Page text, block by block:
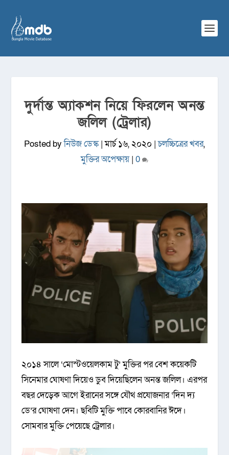
দুর্দান্ত অ্যাকশন নিয়ে ফিরলেন অনন্ত
জলিল (ট্রেলার)
Posted byনিউজ ডেস্ক|মার্চ ১৬, ২০২০ |চলচ্চিত্রের খবর,
মুক্তির অপেক্ষায়| 0
২০১৪ সালে ‘মোস্টওয়েলকাম টু’ মুক্তির পর বেশ কয়েকটি
সিনেমার ঘোষণা দিয়েও ডুব দিয়েছিলেন অনন্ত জলিল। এরপর
বছর দেড়েক আগে ইরানের সঙ্গে যৌথ প্রযোজনার ‘দিন দ্য
ডে’র ঘোষণা দেন। ছবিটি মুক্তি পাবে কোরবানির ঈদে।
সোমবার মুক্তি পেয়েছে ট্রেলার।